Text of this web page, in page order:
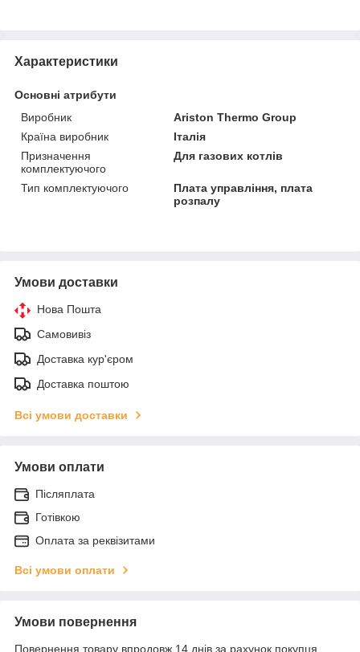
Характеристики
Основні атрибути
Виробник
Ariston Thermo Group
Країна виробник
Італія
Призначення
комплектуючого
Для газових котлів
Тип комплектуючого
Плата управління, плата
розпалу
Умови доставки
Нова Пошта
Самовивіз
Доставка кур'єром
Доставка поштою
Всі умови доставки
Умови оплати
Післяплата
Готівкою
Оплата за реквізитами
Всі умови оплати
Умови повернення
Повернення товару впродовж 14 днів за рахунок покупця